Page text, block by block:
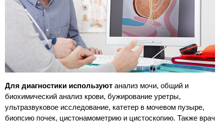
Для диагностики используют анализ мочи, общий и
биохимический анализ крови, бужирование уретры,
ультразвуковое исследование, катетер в мочевом пузыре,
биопсию почек, цистонамометрию и цистоскопию. Также врач